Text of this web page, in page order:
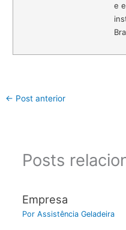
e
← Post anterior
Posts
Empresa
Por Assistência Geladeira